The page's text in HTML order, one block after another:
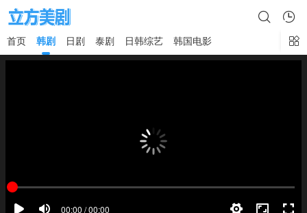
首页 韩剧 日剧 泰剧 日韩综艺 韩国电影